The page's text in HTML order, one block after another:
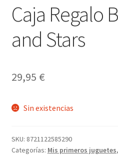
Caja Regalo
and Stars
29,95 €
Sin existencias
SKU: 8721122585290
Categorías: Mis primeros juguetes,